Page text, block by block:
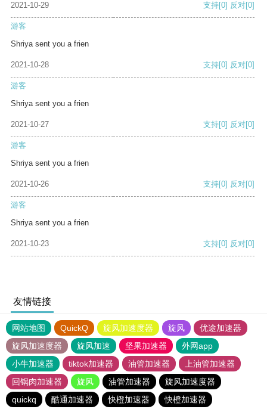
2021-10-29 支持[0] 反对[0]
游客
Shriya sent you a frien
2021-10-28 支持[0] 反对[0]
游客
Shriya sent you a frien
2021-10-27 支持[0] 反对[0]
游客
Shriya sent you a frien
2021-10-26 支持[0] 反对[0]
游客
Shriya sent you a frien
2021-10-23 支持[0] 反对[0]
友情链接
网站地图 QuickQ 旋风加速度器 旋风
优途加速器
旋风加速度器
旋风加速 坚果加速器
外网app
小牛加速器
tiktok加速器 油管加速器
上油管加速器
回锅肉加速器
旋风 油管加速器
旋风加速度器
quickq
酷通加速器 快橙加速器 快橙加速器